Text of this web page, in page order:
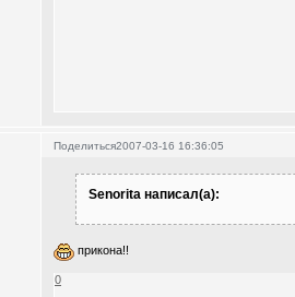
Поделиться2007-03-16 16:36:05
Senorita написал(а):
прикона!!
0